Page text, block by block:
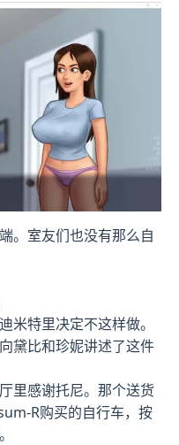
。室友们也没有那么自
米特里决定不这样做。
黛比和珍妮讲述了这件
里感谢托尼。那个送货
R购买的自行车，按